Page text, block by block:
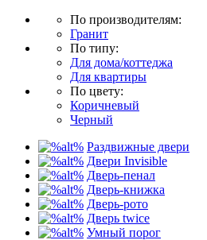
По производителям:
Гранит
По типу:
Для дома/коттеджа
Для квартиры
По цвету:
Коричневый
Черный
Раздвижные двери
Двери Invisible
Дверь-пенал
Дверь-книжка
Дверь-рото
Дверь twice
Умный порог